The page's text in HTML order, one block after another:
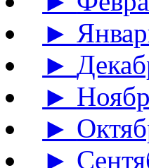
►
►
►
►
►